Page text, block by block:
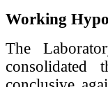
Working
The